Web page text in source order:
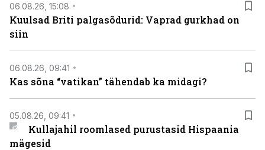
06.08.26, 15:08
Kuulsad Briti palgasõdurid: Vaprad gurkhad on
siin
06.08.26, 09:41
Kas sõna “vatikan” tähendab ka midagi?
05.08.26, 09:41
Kullajahil roomlased purustasid Hispaania
mägesid